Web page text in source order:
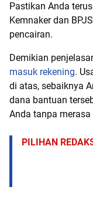
Pastikan Anda
Kemnaker dan
pencairan.
Demikian
masuk rekening.
di atas, sebaiknya
dana bantuan
Anda tanpa
PILIHAN